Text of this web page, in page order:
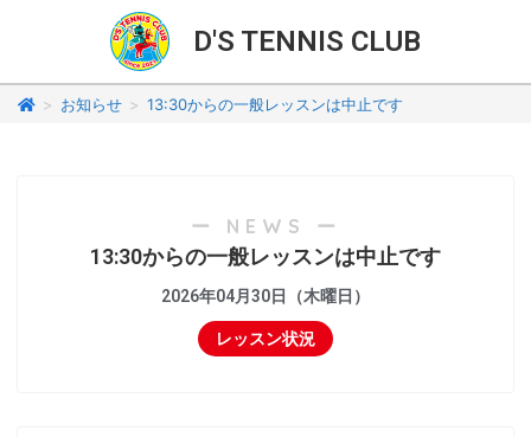
D'S TENNIS CLUB
> お知らせ > 13:30からの一般レッスンは中止です
ー NEWS ー
13:30からの一般レッスンは中止です
2026年04月30日（木曜日）
レッスン状況